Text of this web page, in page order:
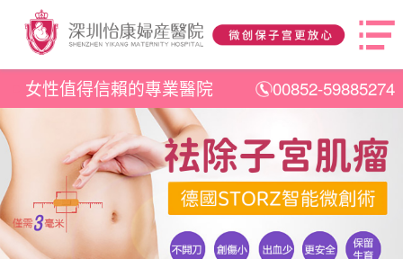
女性值得信賴的專業醫院 00852-59885274